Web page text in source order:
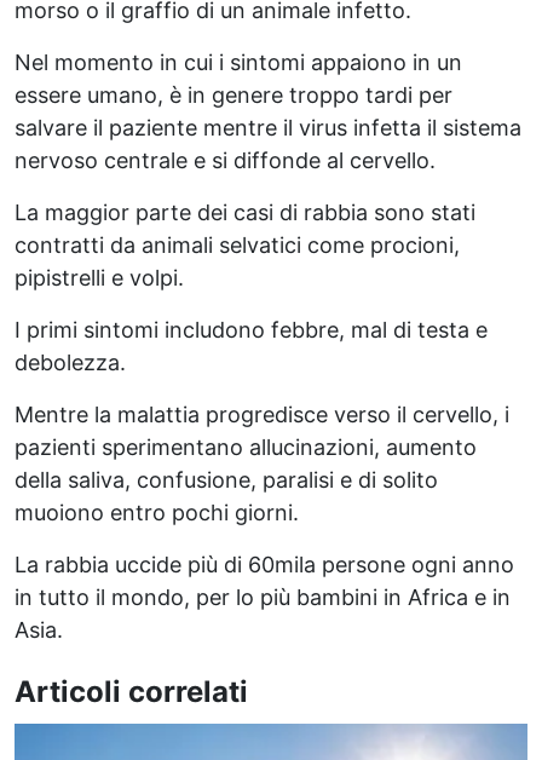
morso o il graffio di un animale infetto.
Nel momento in cui i sintomi appaiono in un
essere umano, è in genere troppo tardi per
salvare il paziente mentre il virus infetta il sistema
nervoso centrale e si diffonde al cervello.
La maggior parte dei casi di rabbia sono stati
contratti da animali selvatici come procioni,
pipistrelli e volpi.
I primi sintomi includono febbre, mal di testa e
debolezza.
Mentre la malattia progredisce verso il cervello, i
pazienti sperimentano allucinazioni, aumento
della saliva, confusione, paralisi e di solito
muoiono entro pochi giorni.
La rabbia uccide più di 60mila persone ogni anno
in tutto il mondo, per lo più bambini in Africa e in
Asia.
Articoli correlati